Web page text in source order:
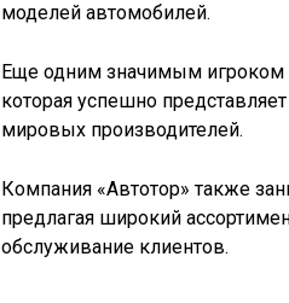
моделей автомобилей.
Еще одним значимым игроком
которая успешно
мировых производителей.
Компания «Автотор» также
предлагая широкий
обслуживание клиентов.